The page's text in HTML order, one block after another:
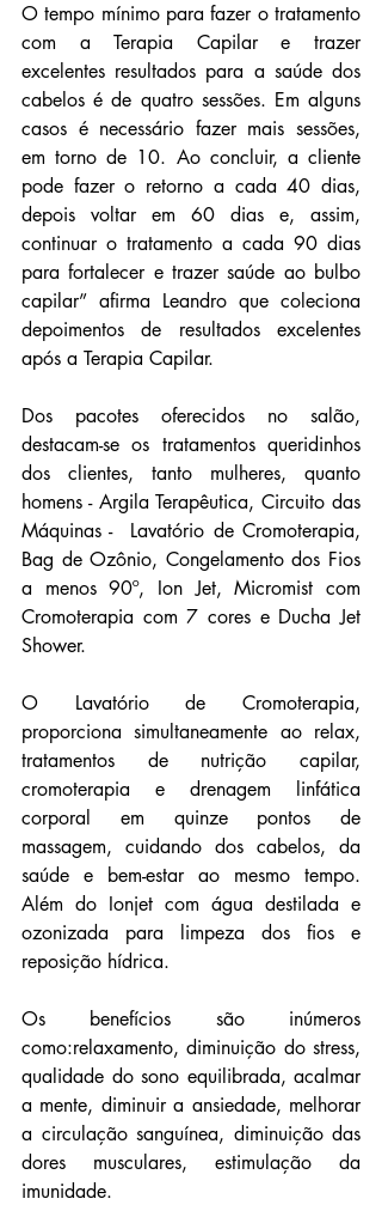
O tempo mínimo para fazer o tratamento
com a Terapia Capilar e trazer
excelentes resultados para a saúde dos
cabelos é de quatro sessões. Em alguns
casos é necessário fazer mais sessões,
em torno de 10. Ao concluir, a cliente
pode fazer o retorno a cada 40 dias,
depois voltar em 60 dias e, assim,
continuar o tratamento a cada 90 dias
para fortalecer e trazer saúde ao bulbo
capilar” afirma Leandro que coleciona
depoimentos de resultados excelentes
após a Terapia Capilar.
Dos pacotes oferecidos no salão,
destacam-se os tratamentos queridinhos
dos clientes, tanto mulheres, quanto
homens - Argila Terapêutica, Circuito das
Máquinas -  Lavatório de Cromoterapia
Bag de Ozônio, Congelamento dos Fios
a menos 90º, Ion Jet, Micromist com
Cromoterapia com 7 cores e Ducha Jet
Shower.
O Lavatório de Cromoterapia,
proporciona simultaneamente ao relax,
tratamentos de nutrição capilar,
cromoterapia e drenagem linfática
corporal em quinze pontos de
massagem, cuidando dos cabelos, da
saúde e bem-estar ao mesmo tempo.
Além do Ionjet com água destilada e
ozonizada para limpeza dos fios e
reposição hídrica.
Os benefícios são inúmeros
como:relaxamento, diminuição do stress,
qualidade do sono equilibrada, acalmar
a mente, diminuir a ansiedade, melhorar
a circulação sanguínea, diminuição das
dores musculares, estimulação da
imunidade.